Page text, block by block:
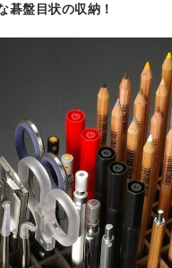
碁盤目状の収納！